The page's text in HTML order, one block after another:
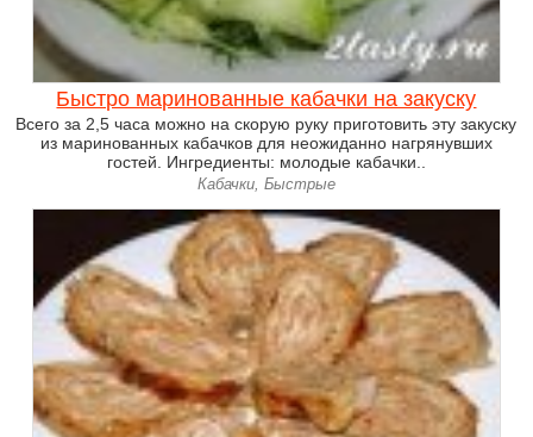
Быстро маринованные кабачки на закуску
Всего за 2,5 часа можно на скорую руку приготовить эту закуску
из маринованных кабачков для неожиданно нагрянувших
гостей. Ингредиенты: молодые кабачки..
Кабачки, Быстрые